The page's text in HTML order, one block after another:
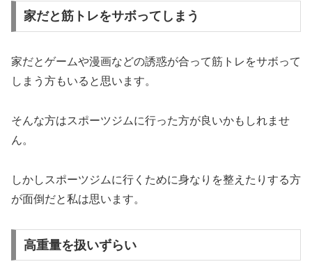
家だと筋トレをサボってしまう
家だとゲームや漫画などの誘惑が合って筋トレをサボって
しまう方もいると思います。
そんな方はスポーツジムに行った方が良いかもしれませ
ん。
しかしスポーツジムに行くために身なりを整えたりする方
が面倒だと私は思います。
高重量を扱いずらい